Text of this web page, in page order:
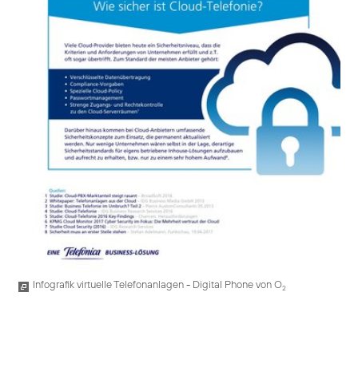
Infografik virtuelle Telefonanlagen - Digital Phone von O2